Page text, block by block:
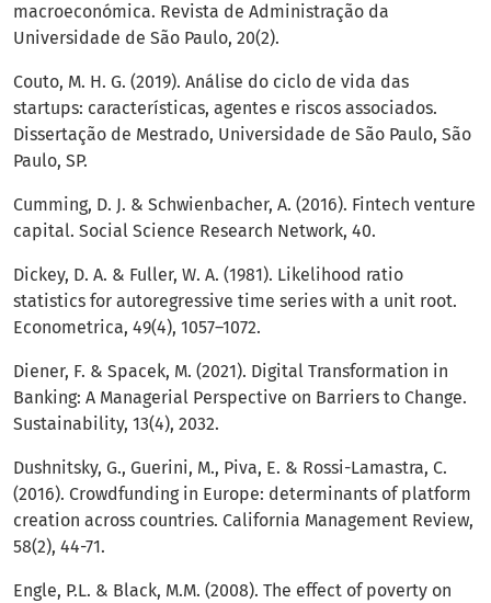
macroeconómica. Revista de Administração da
Universidade de São Paulo, 20(2).
Couto, M. H. G. (2019). Análise do ciclo de vida das
startups: características, agentes e riscos associados.
Dissertação de Mestrado, Universidade de São Paulo, São
Paulo, SP.
Cumming, D. J. & Schwienbacher, A. (2016). Fintech venture
capital. Social Science Research Network, 40.
Dickey, D. A. & Fuller, W. A. (1981). Likelihood ratio
statistics for autoregressive time series with a unit root.
Econometrica, 49(4), 1057–1072.
Diener, F. & Spacek, M. (2021). Digital Transformation in
Banking: A Managerial Perspective on Barriers to Change.
Sustainability, 13(4), 2032.
Dushnitsky, G., Guerini, M., Piva, E. & Rossi-Lamastra, C.
(2016). Crowdfunding in Europe: determinants of platform
creation across countries. California Management Review,
58(2), 44-71.
Engle, P.L. & Black, M.M. (2008). The effect of poverty on